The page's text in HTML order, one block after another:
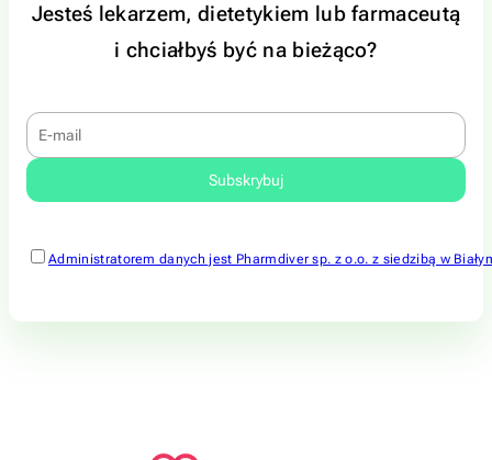
Jesteś lekarzem, dietetykiem lub farmaceutą
i chciałbyś być na bieżąco?
Administratorem danych jest Pharmdiver sp. z o.o. z siedzibą w